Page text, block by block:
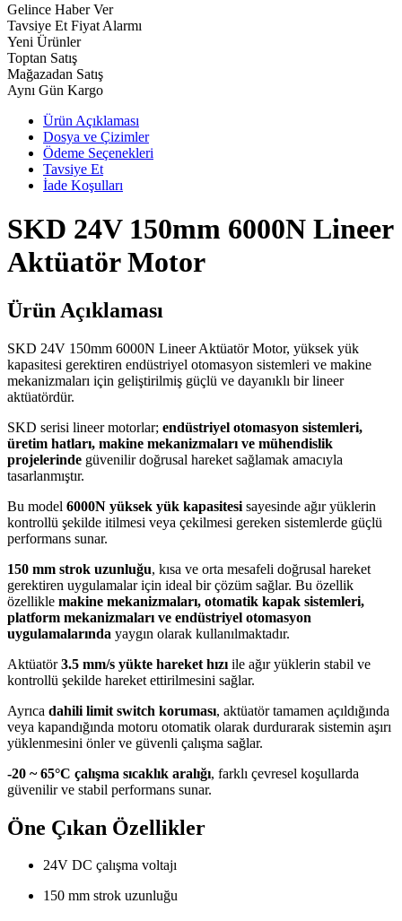
Gelince Haber Ver
Tavsiye Et Fiyat Alarmı
Yeni Ürünler
Toptan Satış
Mağazadan Satış
Aynı Gün Kargo
Ürün Açıklaması
Dosya ve Çizimler
Ödeme Seçenekleri
Tavsiye Et
İade Koşulları
SKD 24V 150mm 6000N Lineer
Aktüatör Motor
Ürün Açıklaması
SKD 24V 150mm 6000N Lineer Aktüatör Motor, yüksek yük
kapasitesi gerektiren endüstriyel otomasyon sistemleri ve makine
mekanizmaları için geliştirilmiş güçlü ve dayanıklı bir lineer
aktüatördür.
SKD serisi lineer motorlar; endüstriyel otomasyon sistemleri,
üretim hatları, makine mekanizmaları ve mühendislik
projelerinde güvenilir doğrusal hareket sağlamak amacıyla
tasarlanmıştır.
Bu model 6000N yüksek yük kapasitesi sayesinde ağır yüklerin
kontrollü şekilde itilmesi veya çekilmesi gereken sistemlerde güçlü
performans sunar.
150 mm strok uzunluğu, kısa ve orta mesafeli doğrusal hareket
gerektiren uygulamalar için ideal bir çözüm sağlar. Bu özellik
özellikle makine mekanizmaları, otomatik kapak sistemleri,
platform mekanizmaları ve endüstriyel otomasyon
uygulamalarında yaygın olarak kullanılmaktadır.
Aktüatör3.5 mm/s yükte hareket hızı ile ağır yüklerin stabil ve
kontrollü şekilde hareket ettirilmesini sağlar.
Ayrıca dahili limit switch koruması, aktüatör tamamen açıldığında
veya kapandığında motoru otomatik olarak durdurarak sistemin aşırı
yüklenmesini önler ve güvenli çalışma sağlar.
-20 ~ 65°C çalışma sıcaklık aralığı, farklı çevresel koşullarda
güvenilir ve stabil performans sunar.
Öne Çıkan Özellikler
24V DC çalışma voltajı
150 mm strok uzunluğu